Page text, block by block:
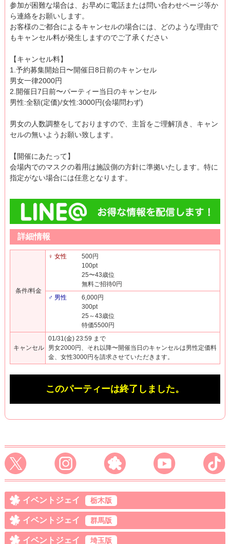
参加が困難な場合は、お早めに電話または問い合わせページ等か
ら連絡をお願いします。
お客様のご都合によるキャンセルの場合には、どのような理由で
もキャンセル料が発生しますのでご了承ください
【キャンセル料】
1.予約募集開始日〜開催日8日前のキャンセル
男女一律2000円
2.開催日7日前〜パーティー当日のキャンセル
男性:全額(定価)/女性:3000円(会場問わず)
男女の人数調整をしておりますので、主旨をご理解頂き、キャン
セルの無いようお願い致します。
【開催にあたって】
会場内でのマスクの着用は施設側の方針に準拠いたします。特に
指定がない場合には任意となります。
詳細情報
条件/料金
♀ 女性
500円
100pt
25〜43歳位
無料ご招待0円
♂ 男性
6,000円
300pt
25～43歳位
特価5500円
キャンセル
01/31(金) 23:59 まで
男女2000円、それ以降〜開催当日のキャンセルは男性定価料
金、女性3000円を請求させていただきます。
このパーティーは終了しました。
イベントジェイ 栃木版
イベントジェイ 群馬版
イベントジェイ 埼玉版